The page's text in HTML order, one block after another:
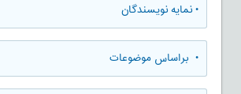
•نمایه نویسندگان
• براساس موضوعات